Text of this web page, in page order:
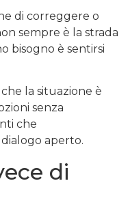
di correggere o
sempre è la strada
bisogno è sentirsi
la situazione è
senza
che
aperto.
di